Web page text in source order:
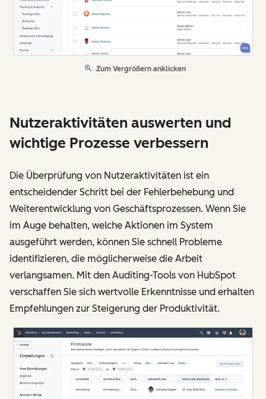
Zum Vergrößern anklicken
Nutzeraktivitäten auswerten und
wichtige Prozesse verbessern
Die Überprüfung von Nutzeraktivitäten ist ein
entscheidender Schritt bei der Fehlerbehebung und
Weiterentwicklung von Geschäftsprozessen. Wenn Sie
im Auge behalten, welche Aktionen im System
ausgeführt werden, können Sie schnell Probleme
identifizieren, die möglicherweise die Arbeit
verlangsamen. Mit den Auditing-Tools von HubSpot
verschaffen Sie sich wertvolle Erkenntnisse und erhalten
Empfehlungen zur Steigerung der Produktivität.